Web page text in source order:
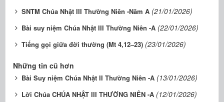
SNTM Chúa Nhật III Thường Niên -Năm A (21/01/2026)
Bài suy niệm Chúa Nhật III Thường Niên -A (22/01/2026)
Tiếng gọi giữa đời thường (Mt 4,12–23) (23/01/2026)
Những tin cũ hơn
Bài Suy niệm Chúa Nhật II Thường Niên -A (13/01/2026)
Lời Chúa CHÚA NHẬT III THƯỜNG NIÊN -A (12/01/2026)